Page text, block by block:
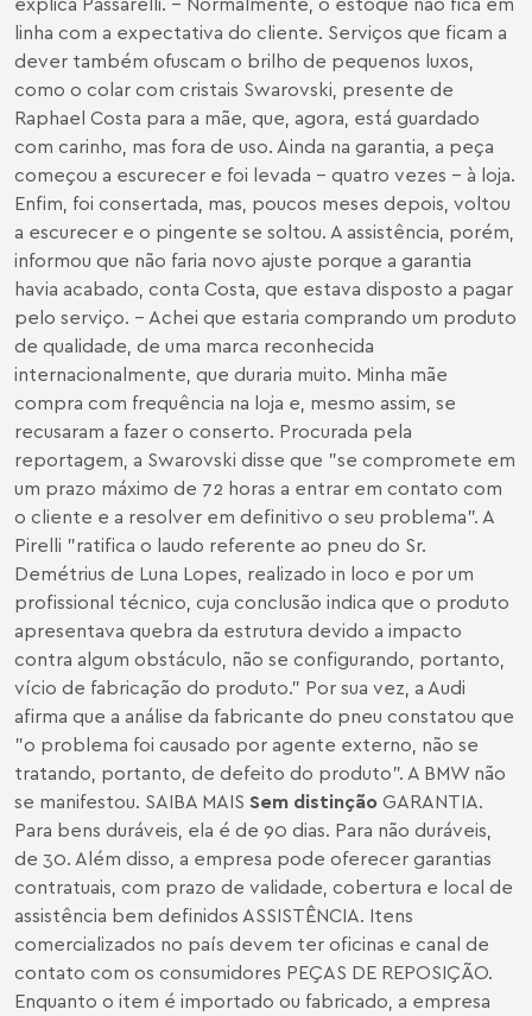
linha com a expectativa do cliente. Serviços que ficam a
dever também ofuscam o brilho de pequenos luxos,
como o colar com cristais Swarovski, presente de
Raphael Costa para a mãe, que, agora, está guardado
com carinho, mas fora de uso. Ainda na garantia, a peça
começou a escurecer e foi levada - quatro vezes - à loja.
Enfim, foi consertada, mas, poucos meses depois, voltou
a escurecer e o pingente se soltou. A assistência, porém,
informou que não faria novo ajuste porque a garantia
havia acabado, conta Costa, que estava disposto a pagar
pelo serviço. - Achei que estaria comprando um produto
de qualidade, de uma marca reconhecida
internacionalmente, que duraria muito. Minha mãe
compra com frequência na loja e, mesmo assim, se
recusaram a fazer o conserto. Procurada pela
reportagem, a Swarovski disse que "se compromete em
um prazo máximo de 72 horas a entrar em contato com
o cliente e a resolver em definitivo o seu problema". A
Pirelli "ratifica o laudo referente ao pneu do Sr.
Demétrius de Luna Lopes, realizado in loco e por um
profissional técnico, cuja conclusão indica que o produto
apresentava quebra da estrutura devido a impacto
contra algum obstáculo, não se configurando, portanto,
vício de fabricação do produto." Por sua vez, a Audi
afirma que a análise da fabricante do pneu constatou que
"o problema foi causado por agente externo, não se
tratando, portanto, de defeito do produto". A BMW não
se manifestou. SAIBA MAIS Sem distinção GARANTIA.
Para bens duráveis, ela é de 90 dias. Para não duráveis,
de 30. Além disso, a empresa pode oferecer garantias
contratuais, com prazo de validade, cobertura e local de
assistência bem definidos ASSISTÊNCIA. Itens
comercializados no país devem ter oficinas e canal de
contato com os consumidores PEÇAS DE REPOSIÇÃO.
Enquanto o item é importado ou fabricado, a empresa